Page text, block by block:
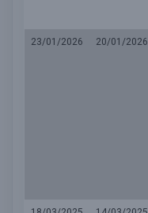
23/01/2026
20/01/2026